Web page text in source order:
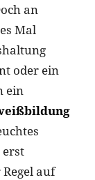
an
Mal
oder ein
ein
auf